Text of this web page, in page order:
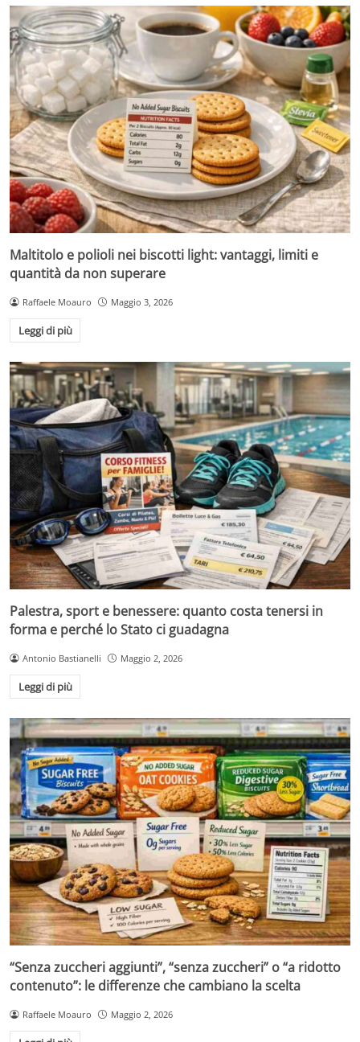
Maltitolo e polioli nei biscotti light: vantaggi, limiti e
quantità da non superare
Raffaele Moauro Maggio 3, 2026
Leggi di più
Palestra, sport e benessere: quanto costa tenersi in
forma e perché lo Stato ci guadagna
Antonio Bastianelli Maggio 2, 2026
Leggi di più
“Senza zuccheri aggiunti”, “senza zuccheri” o “a ridotto
contenuto”: le differenze che cambiano la scelta
Raffaele Moauro Maggio 2, 2026